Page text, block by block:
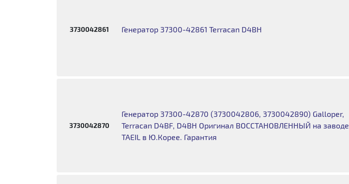
3730042861 Генератор 37300-42861 Terracan D4BH
3730042870
Генератор 37300-42870 (3730042806, 3730042890) Galloper,
Terracan D4BF, D4BH Оригинал ВОССТАНОВЛЕННЫЙ на заводе
TAEIL в Ю.Корее. Гарантия